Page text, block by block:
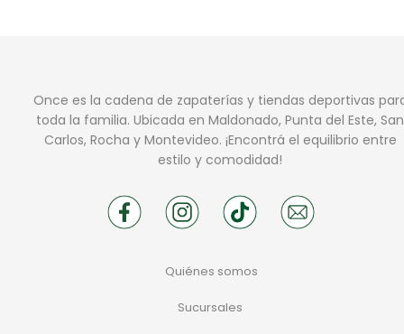
Once es la cadena de zapaterías y tiendas deportivas
toda la familia. Ubicada en Maldonado, Punta del Este, San
Carlos, Rocha y Montevideo. ¡Encontrá el equilibrio entre
estilo y comodidad!
Quiénes somos
Sucursales